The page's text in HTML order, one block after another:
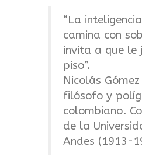
“La
camina con
invita a que le
piso”.
Nicolás
filósofo y
colombiano.
de la
Andes (1913-